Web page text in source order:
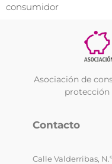
consumidor
Asociación de
protección
Contacto
Calle Valderribas,